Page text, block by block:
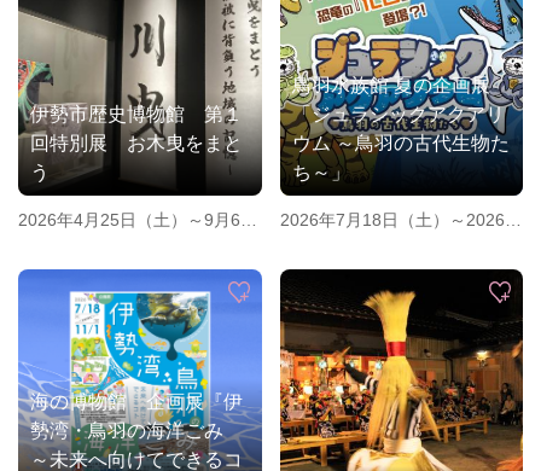
伊勢市歴史博物館 第１
回特別展 お木曳をまと
う
2026年4月25日（土）～9月6日
※学芸員による展示解説：5月
31日（日）、7月5日（日）、8
月9日（日）
鳥羽水族館 夏の企画展
「ジュラシックアクアリ
ウム ～鳥羽の古代生物た
ち～」
2026年7月18日（土）～2026年
海の博物館 企画展『伊
勢湾・鳥羽の海洋ごみ
～未来へ向けてできるコ